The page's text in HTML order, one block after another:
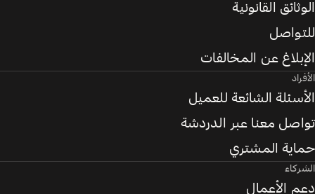
الوثائق القانونية
للتواصل
الإبلاغ عن المخالفات
الأفراد
الأسئلة الشائعة للعميل
تواصل معنا عبر الدردشة
حماية المشتري
الشركاء
دعم الأعمال